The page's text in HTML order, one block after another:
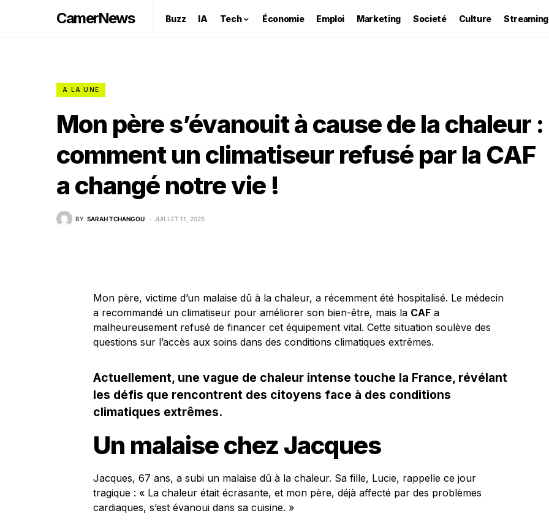
CamerNews Buzz IA Tech Économie Emploi Marketing Societé Culture Streaming
A LA UNE
Mon père s’évanouit à cause de la chaleur :
comment un climatiseur refusé par la CAF
a changé notre vie !
BY SARAH TCHANGOU JUILLET 11, 2025
Mon père, victime d’un malaise dû à la chaleur, a récemment été hospitalisé. Le médecin
a recommandé un climatiseur pour améliorer son bien-être, mais la CAF a
malheureusement refusé de financer cet équipement vital. Cette situation soulève des
questions sur l’accès aux soins dans des conditions climatiques extrêmes.
Actuellement, une vague de chaleur intense touche la France, révélant
les défis que rencontrent des citoyens face à des conditions
climatiques extrêmes.
Un malaise chez Jacques
Jacques, 67 ans, a subi un malaise dû à la chaleur. Sa fille, Lucie, rappelle ce jour
tragique : « La chaleur était écrasante, et mon père, déjà affecté par des problèmes
cardiaques, s’est évanoui dans sa cuisine. »